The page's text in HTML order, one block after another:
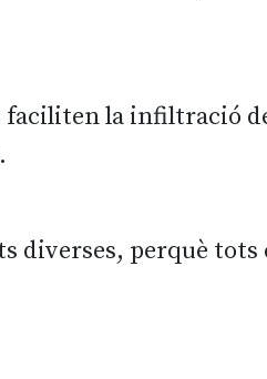
la infiltració
diverses, perquè